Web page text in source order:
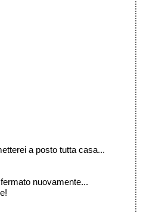
a posto tutta casa...
nuovamente...